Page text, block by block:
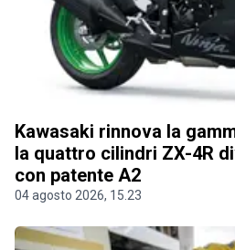
Kawasaki rinnova la
la quattro cilindri ZX-4R
con patente A2
04 agosto 2026, 15.23